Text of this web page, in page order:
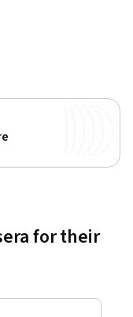
for their